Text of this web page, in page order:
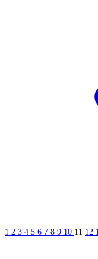
1 2 3 4 5 6 7 8 9 10 11 12